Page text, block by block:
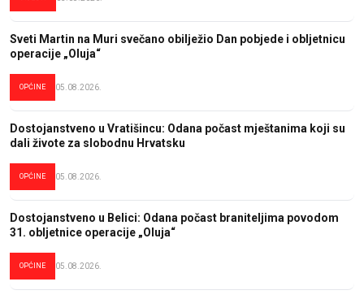
Sveti Martin na Muri svečano obilježio Dan pobjede i obljetnicu
operacije „Oluja“
OPĆINE 05.08.2026.
Dostojanstveno u Vratišincu: Odana počast mještanima koji su
dali živote za slobodnu Hrvatsku
OPĆINE 05.08.2026.
Dostojanstveno u Belici: Odana počast braniteljima povodom
31. obljetnice operacije „Oluja“
OPĆINE 05.08.2026.